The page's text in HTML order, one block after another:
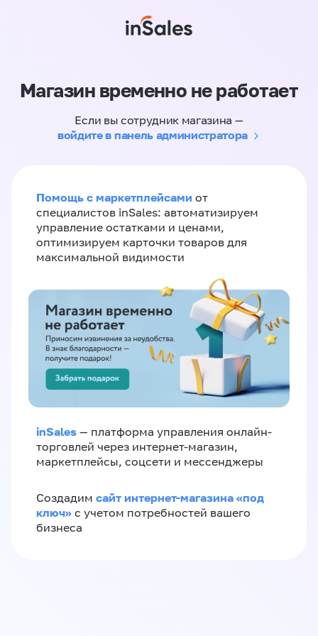
Магазин временно не работает
Если вы сотрудник магазина —
войдите в панель администратора
Помощь с маркетплейсами от
специалистов inSales: автоматизируем
управление остатками и ценами,
оптимизируем карточки товаров для
максимальной видимости
inSales — платформа управления онлайн-
торговлей через интернет-магазин,
маркетплейсы, соцсети и мессенджеры
Создадим сайт интернет-магазина «под
ключ» с учетом потребностей вашего
бизнеса